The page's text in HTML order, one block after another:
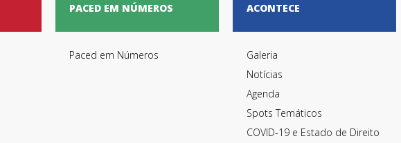
PACED EM NÚMEROS
Paced em Números
ACONTECE
Galeria
Notícias
Agenda
Spots Temáticos
COVID-19 e Estado de Direito